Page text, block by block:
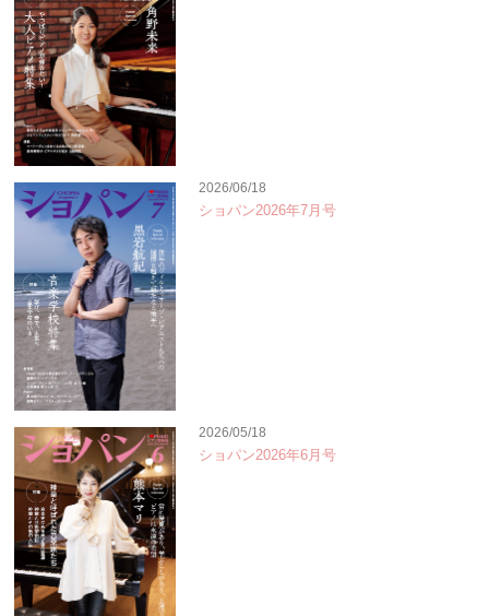
2026/06/18
ショパン2026年7月号
2026/05/18
ショパン2026年6月号